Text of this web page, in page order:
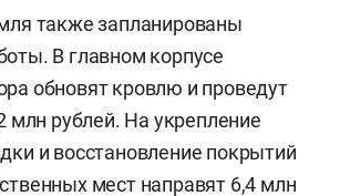
также запланированы
В главном корпусе
обновят кровлю и проведут
млн рублей. На укрепление
и восстановление покрытий
мест направят 6,4 млн